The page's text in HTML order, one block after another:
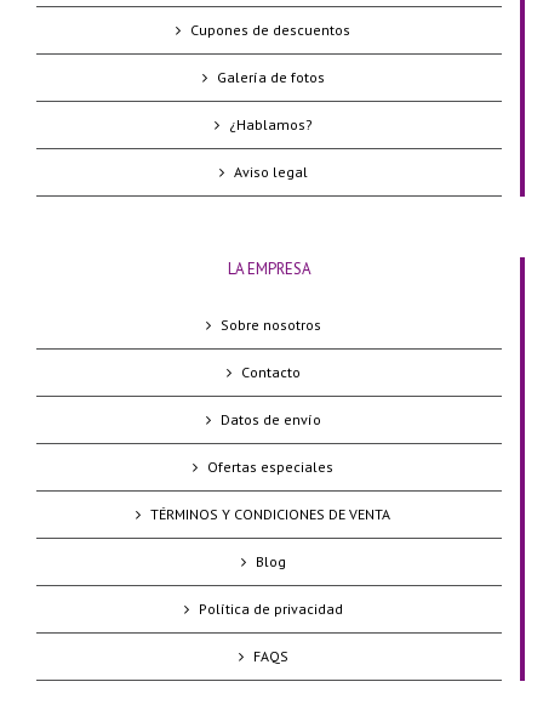
Cupones de descuentos
Galería de fotos
¿Hablamos?
Aviso legal
LA EMPRESA
Sobre nosotros
Contacto
Datos de envío
Ofertas especiales
TÉRMINOS Y CONDICIONES DE VENTA
Blog
Política de privacidad
FAQS